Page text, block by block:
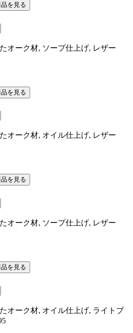
を見る
オーク材, ソープ仕上げ, レザー
を見る
オーク材, オイル仕上げ, レザー
を見る
オーク材, ソープ仕上げ, レザー
を見る
オーク材, オイル仕上げ, ライトブ